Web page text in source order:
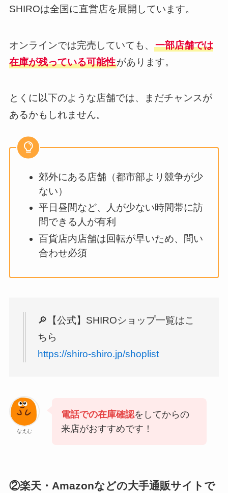
SHIROは全国に直営店を展開しています。
オンラインでは完売していても、 一部店舗では
在庫が残っている可能性があります。
とくに以下のような店舗では、まだチャンスが
あるかもしれません。
郊外にある店舗（都市部より競争が少
ない）
平日昼間など、人が少ない時間帯に訪
問できる人が有利
百貨店内店舗は回転が早いため、問い
合わせ必須
🔎【公式】SHIROショップ一覧はこ
ちら
https://shiro-shiro.jp/shoplist
なえむ
電話での在庫確認をしてからの
来店がおすすめです！
②楽天・Amazonなどの大手通販サイトで